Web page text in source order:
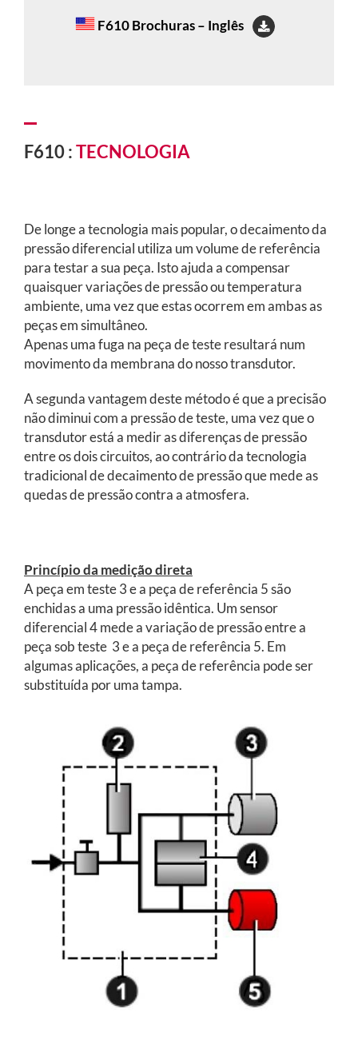
F610 Brochuras – Inglês
F610 :TECNOLOGIA
De longe a tecnologia mais popular, o decaimento da
pressão diferencial utiliza um volume de referência
para testar a sua peça. Isto ajuda a compensar
quaisquer variações de pressão ou temperatura
ambiente, uma vez que estas ocorrem em ambas as
peças em simultâneo.
Apenas uma fuga na peça de teste resultará num
movimento da membrana do nosso transdutor.
A segunda vantagem deste método é que a precisão
não diminui com a pressão de teste, uma vez que o
transdutor está a medir as diferenças de pressão
entre os dois circuitos, ao contrário da tecnologia
tradicional de decaimento de pressão que mede as
quedas de pressão contra a atmosfera.
Princípio da medição direta
A peça em teste 3 e a peça de referência 5 são
enchidas a uma pressão idêntica. Um sensor
diferencial 4 mede a variação de pressão entre a
peça sob teste 3 e a peça de referência 5. Em
algumas aplicações, a peça de referência pode ser
substituída por uma tampa.